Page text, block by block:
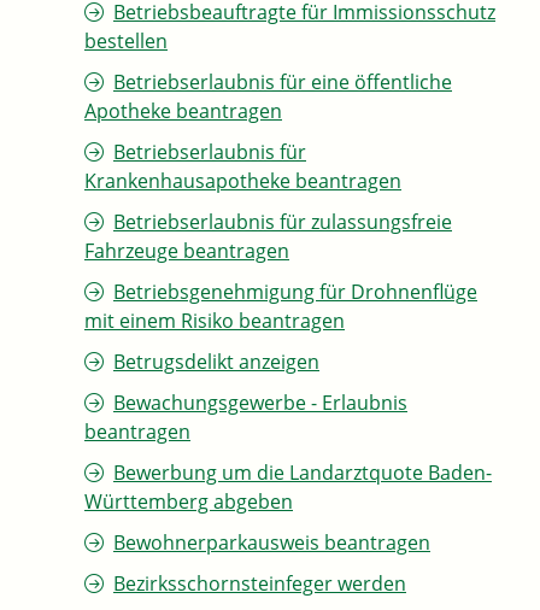
Betriebsbeauftragte für Immissionsschutz
bestellen
Betriebserlaubnis für eine öffentliche
Apotheke beantragen
Betriebserlaubnis für
Krankenhausapotheke beantragen
Betriebserlaubnis für zulassungsfreie
Fahrzeuge beantragen
Betriebsgenehmigung für Drohnenflüge
mit einem Risiko beantragen
Betrugsdelikt anzeigen
Bewachungsgewerbe - Erlaubnis
beantragen
Bewerbung um die Landarztquote Baden-
Württemberg abgeben
Bewohnerparkausweis beantragen
Bezirksschornsteinfeger werden